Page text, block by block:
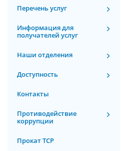
Перечень услуг
Информация для
получателей услуг
Наши отделения
Доступность
Контакты
Противодействие
коррупции
Прокат ТСР